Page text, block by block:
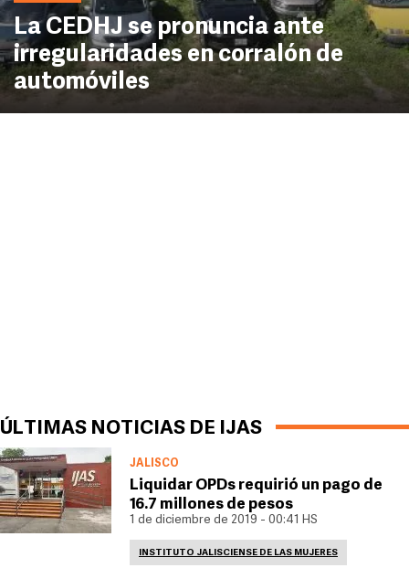
La CEDHJ se pronuncia ante
irregularidades en corralón de
automóviles
ÚLTIMAS NOTICIAS DE IJAS
JALISCO
Liquidar OPDs requirió un pago de
16.7 millones de pesos
1 de diciembre de 2019 - 00:41 HS
INSTITUTO JALISCIENSE DE LAS MUJERES